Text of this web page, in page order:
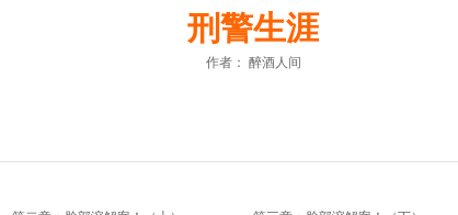
刑警生涯
作者： 醉酒人间